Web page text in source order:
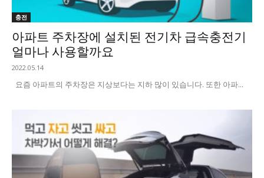
충전
아파트 주차장에 설치된 전기차 급속충전기
얼마나 사용할까요
2022.05.14
요즘 아파트의 주차장은 지상보다는 지하 많이 있습니다. 또한 아파...